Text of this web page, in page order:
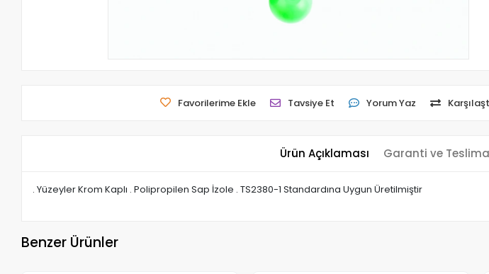
Favorilerime Ekle Tavsiye Et Yorum Yaz
Ürün Açıklaması Garanti ve
. Yüzeyler Krom Kaplı . Polipropilen Sap İzole . TS2380-1 Standardına Uygun Üretilmiştir
Benzer Ürünler